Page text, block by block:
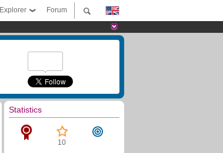
Forum
Explorer
Statistics
10